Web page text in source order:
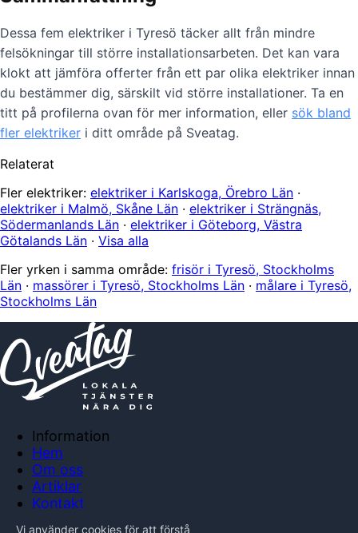
Dessa fem elektriker i Tyresö täcker allt från mindre
felsökningar till större installationsarbeten. Det kan vara
klokt att jämföra offerter från ett par olika elektriker innan
du bestämmer dig, särskilt vid större installationer. Ta en
titt på profilerna ovan för mer information, eller sök bland
fler elektriker i ditt område på Sveatag.
Relaterat
Fler elektriker: elektriker i Karlskoga, Örebro Län ·
elektriker i Malmö, Skåne Län · elektriker i Strängnäs,
Södermanlands Län · elektriker i Göteborg, Västra
Götalands Län · Visa alla
Fler yrken i samma område: frisör i Tyresö, Stockholms
Län · massörer i Tyresö, Stockholms Län · målare i Tyresö,
Stockholms Län
Information
Hem
Om oss
Artiklar
Kontakt
Vi använder cookies för att förstå